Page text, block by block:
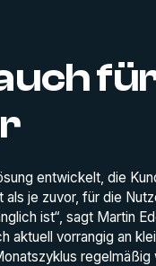
entwickelt, die
je zuvor, für die
ist“, sagt Martin
aktuell vorrangig an
regelmäßig